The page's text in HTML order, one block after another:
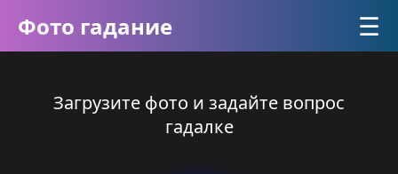
Фото гадание ☰
Загрузите фото и задайте вопрос
гадалке